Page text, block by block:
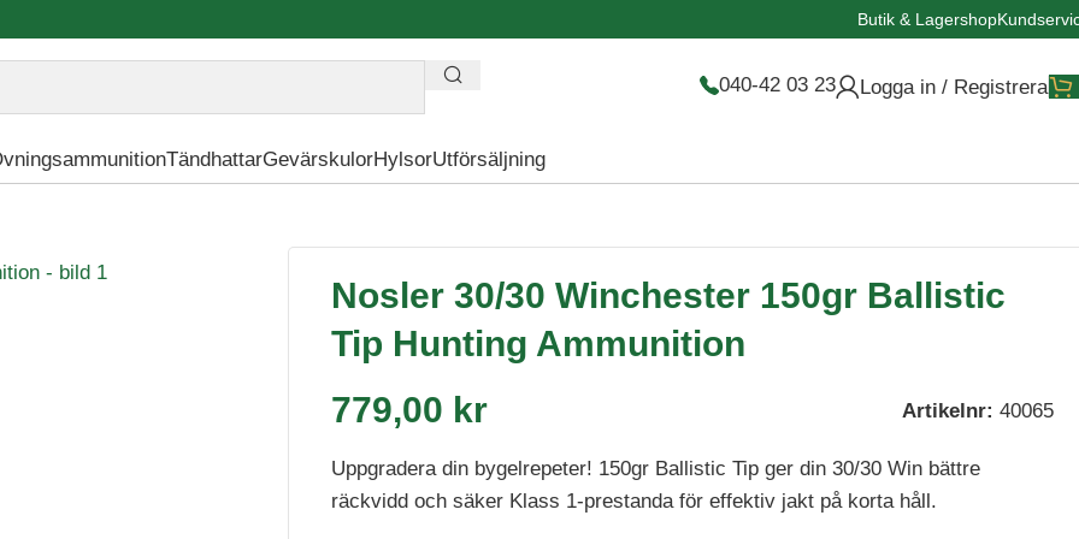
Butik & Lagershop
040-42 03 23 Logga in / Registrera
TändhattarGevärskulorHylsorUtförsäljning
Ballistic Tip Hunting Ammunition
Nosler 30/30 Winchester 150gr Ballistic
Tip Hunting Ammunition
779,00 kr Artikelnr: 40065
Uppgradera din bygelrepeter! 150gr Ballistic Tip ger din 30/30 Win bättre
räckvidd och säker Klass 1-prestanda för effektiv jakt på korta håll.